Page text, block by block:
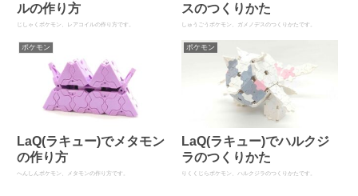
ルの作り方
じしゃくポケモン、レアコイルの作り方です。
スのつくりかた
しゅうごうポケモン、ガメノデスのつくりかたです。
ポケモン
LaQ(ラキュー)でメタモン
の作り方
へんしんポケモン、メタモンの作り方です。
ポケモン
LaQ(ラキュー)でハルクジ
ラのつくりかた
りくくじらポケモン、ハルクジラのつくりかたです。